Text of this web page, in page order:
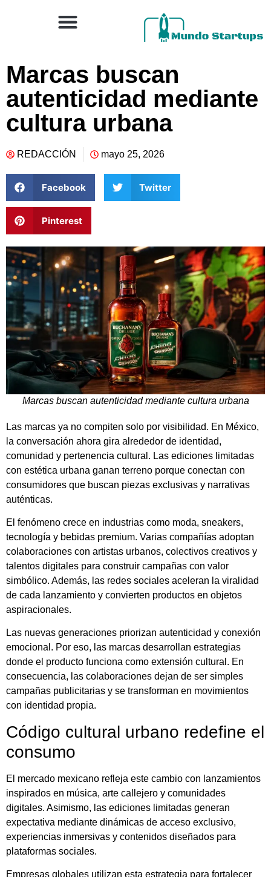
Marcas buscan
autenticidad mediante
cultura urbana
REDACCIÓN mayo 25, 2026
Facebook Twitter
Pinterest
Marcas buscan autenticidad mediante cultura urbana
Las marcas ya no compiten solo por visibilidad. En México,
la conversación ahora gira alrededor de identidad,
comunidad y pertenencia cultural. Las ediciones limitadas
con estética urbana ganan terreno porque conectan con
consumidores que buscan piezas exclusivas y narrativas
auténticas.
El fenómeno crece en industrias como moda, sneakers,
tecnología y bebidas premium. Varias compañías adoptan
colaboraciones con artistas urbanos, colectivos creativos y
talentos digitales para construir campañas con valor
simbólico. Además, las redes sociales aceleran la viralidad
de cada lanzamiento y convierten productos en objetos
aspiracionales.
Las nuevas generaciones priorizan autenticidad y conexión
emocional. Por eso, las marcas desarrollan estrategias
donde el producto funciona como extensión cultural. En
consecuencia, las colaboraciones dejan de ser simples
campañas publicitarias y se transforman en movimientos
con identidad propia.
Código cultural urbano redefine el
consumo
El mercado mexicano refleja este cambio con lanzamientos
inspirados en música, arte callejero y comunidades
digitales. Asimismo, las ediciones limitadas generan
expectativa mediante dinámicas de acceso exclusivo,
experiencias inmersivas y contenidos diseñados para
plataformas sociales.
Empresas globales utilizan esta estrategia para fortalecer